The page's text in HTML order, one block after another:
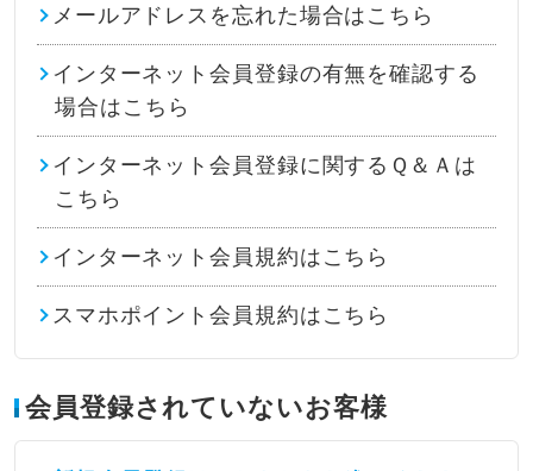
メールアドレスを忘れた場合はこちら
インターネット会員登録の有無を確認する
場合はこちら
インターネット会員登録に関するＱ＆Ａは
こちら
インターネット会員規約はこちら
スマホポイント会員規約はこちら
会員登録されていないお客様